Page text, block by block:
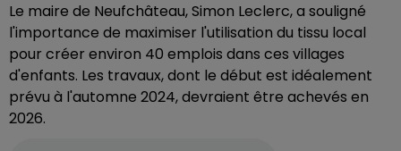
Le maire de Neufchâteau, Simon Leclerc, a souligné
l'importance de maximiser l'utilisation du tissu local
pour créer environ 40 emplois dans ces villages
d'enfants. Les travaux, dont le début est idéalement
prévu à l'automne 2024, devraient être achevés en
2026.